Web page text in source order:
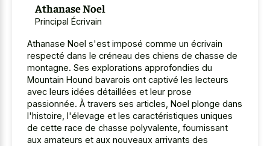
Athanase Noel
Principal Écrivain
Athanase Noel s'est imposé comme un écrivain
respecté dans le créneau des chiens de chasse de
montagne. Ses explorations approfondies du
Mountain Hound bavarois ont captivé les lecteurs
avec leurs idées détaillées et leur prose
passionnée. À travers ses articles, Noel plonge dans
l'histoire, l'élevage et les caractéristiques uniques
de cette race de chasse polyvalente, fournissant
aux amateurs et aux nouveaux arrivants des